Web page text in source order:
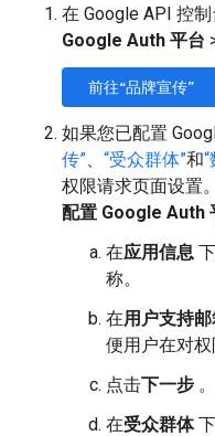
在 Google API 控
Google Auth 平台
前往“品牌宣传”
如果您已配置
传”、 “受众群体”和
权限请求页面设置
配置 Google Auth
在应用信息
称。
在用户支持
便用户在对权
点击下一步 。
在受众群体